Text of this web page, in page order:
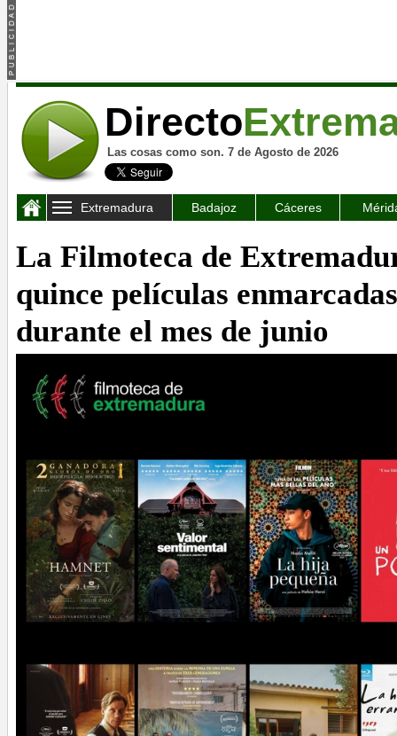
Directo
Las cosas como son. 7 de Agosto de 2026
Extremadura Badajoz Cáceres
La Filmoteca de
quince películas
durante el mes de junio